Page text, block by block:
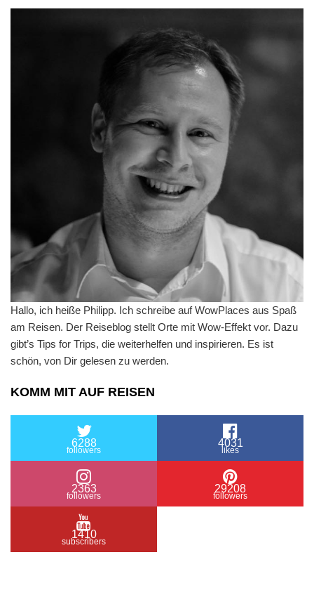
Hallo, ich heiße Philipp. Ich schreibe auf WowPlaces aus Spaß
am Reisen. Der Reiseblog stellt Orte mit Wow-Effekt vor. Dazu
gibt’s Tips for Trips, die weiterhelfen und inspirieren. Es ist
schön, von Dir gelesen zu werden.
KOMM MIT AUF REISEN
6288
followers
4031
likes
2363
followers
29208
followers
1410
subscribers